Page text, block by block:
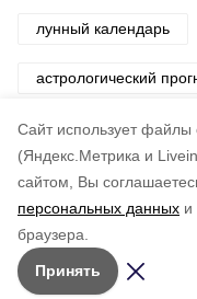
Cайт использует файлы
(Яндекс.Метрика и
сайтом, Вы
персональных данных и
браузера.
Принять
лунный календарь
астрологический
стрижки
по
5